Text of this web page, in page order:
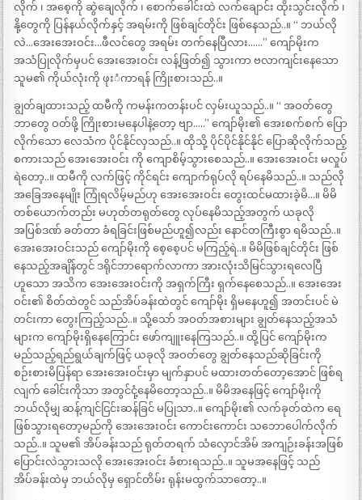
လိုက် ၊ အစေ့ကို ဆွဲချေလိုက် ၊ စောက်ခေါင်းထဲ လက်ချောင်း ထိုးသွင်းလိုက် ၊
နို့တွေကို ပြန်နယ်လိုက်နှင့် အရမ်းကို ဖြစ်ချင်တိုင်း ဖြစ်နေသည်..။ “ ဘယ်လို
လဲ…အေးအေးဝင်း…ဖီလင်တွေ အရမ်း တက်နေပြီလား……” ကျော်မိုးက
အသံပြုလိုက်မှပင် အေးအေးဝင်း လန့်ဖြတ်၍ သွားကာ ဗလာကျင်းနေသော
သူမ၏ ကိုယ်လုံးကို ဖုးံကာရန် ကြိုးစားသည်..။
ချွတ်ချထားသည့် ထမီကို ကမန်းကတန်းပင် လှမ်းယူသည်..။ “ အဝတ်တွေ
ဘာတွေ ဝတ်ဖို့ ကြိုးစားမနေပါနဲ့တော့ ဗျာ…..” ကျော်မိုး၏ အေးစက်စက် ပြော
လိုက်သော လေသံက ပိုင်နိုင်လှသည်..။ ထိုသို့ ပိုင်ပိုင်နိုင်နိုင် ပြောဆိုလိုက်သည့်
စကားသည် အေးအေးဝင်း ကို ကျောစိမ့်သွားစေသည်..။ အေးအေးဝင်း မလှုပ်
ရဲတော့..။ ထမီကို လက်ဖြင့် ကိုင်ရင်း ကျောက်ရုပ်လို ရပ်နေမိသည်..။ သည်လို
အခြေအနေမျိုး ကြုံရလိမ့်မည်ဟု အေးအေးဝင်း တွေးထင်မထားခဲ့မိ…။ မိမိ
တစ်ယောက်တည်း မဟုတ်တရုတ်တွေ လုပ်နေမိသည့်အတွက် ယခုလို
အပြစ်ဒဏ် ခတ်တာ ခံရခြင်းဖြစ်မည်ဟူ၍လည်း နောင်တကြီးစွာ ရမိသည်..။
အေးအေးဝင်းသည် ကျော်မိုးကို စေ့စေ့ပင် မကြည့်ရဲ..။ မိမိဖြစ်ချင်တိုင်း ဖြစ်
နေသည့်အချိန်တွင် ဒရိုင်ဘာရောက်လာကာ အားလုံးသိမြင်သွားရလေပြီ
ဟူသော အသိက အေးအေးဝင်းကို အရှက်ကြီး ရှက်နေစေသည်..။ အေးအေး
ဝင်း၏ စိတ်ထဲတွင် သည်အိပ်ခန်းထဲတွင် ကျော်မိုး ရှိမနေဟူ၍ အတင်းပင် မဲ
တင်းကာ တွေးကြည့်သည်..။ သို့သော် အဝတ်အစားများ ချွတ်နေသည့်အသံ
များက ကျော်မိုးရှိနေကြောင်း ဖော်ကျူးနေကြသည်..။ ထို့ပြင် ကျော်မိုးက
မည်သည့်ရည်ရွယ်ချက်ဖြင့် ယခုလို အဝတ်တွေ ချွတ်နေသည်ဆိုခြင်းကို
စဉ်းစားမိပြန်ရာ အေးအေးဝင်းမှာ မျက်နှာပင် မထားတတ်တော့အောင် ဖြစ်ရ
လျက် ခေါင်းကိုသာ အတွင်ငုံ့နေမိတော့သည်..။ မိမိအနေဖြင့် ကျော်မိုးကို
ဘယ်လိုမျှ ဆန့်ကျင်ငြင်းဆန်ခြင် မပြုသာ..။ ကျော်မိုး၏ လက်ခုတ်ထဲက ရေ
ဖြစ်သွားရတော့မည်ကို အေးအေးဝင်း ကောင်းကောင်း သဘောပေါက်လိုက်
သည်..။ သူမ၏ အိပ်ခန်းသည် ရုတ်တရက် သံလှောင်အိမ် အကျဉ်းခန်းအဖြစ်
ပြောင်းလဲသွားသလို အေးအေးဝင်း ခံစားရသည်..။ သူမအနေဖြင့် သည်
အိပ်ခန်းထဲမှ ဘယ်လိုမှ ရှောင်တိမ်း ရုန်းမထွက်သာတော့..။